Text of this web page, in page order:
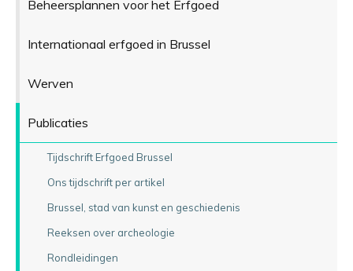
Beheersplannen voor het Erfgoed
Internationaal erfgoed in Brussel
Werven
Publicaties
Tijdschrift Erfgoed Brussel
Ons tijdschrift per artikel
Brussel, stad van kunst en geschiedenis
Reeksen over archeologie
Rondleidingen